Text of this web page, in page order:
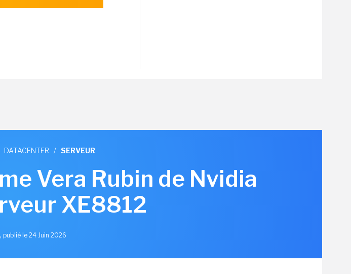
DATACENTER / SERVEUR
Vera Rubin de Nvidia
XE8812
, publié le 24 Juin 2026